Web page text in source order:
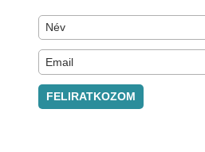
FELIRATKOZOM